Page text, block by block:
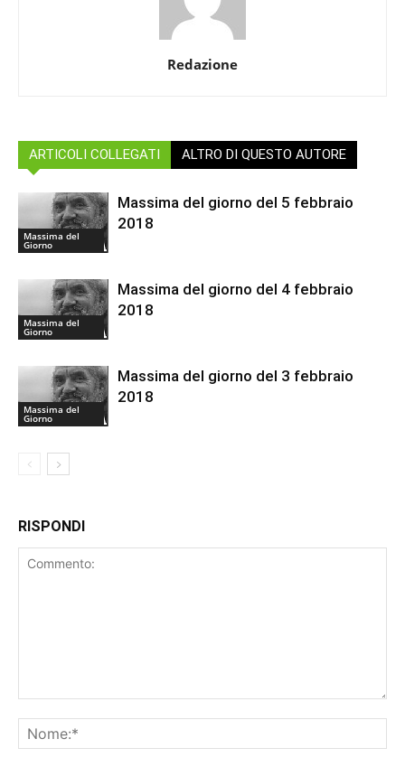
Redazione
ARTICOLI COLLEGATI ALTRO DI QUESTO AUTORE
Massima del
Giorno
Massima del giorno del 5 febbraio
2018
Massima del
Giorno
Massima del giorno del 4 febbraio
2018
Massima del
Giorno
Massima del giorno del 3 febbraio
2018
RISPONDI